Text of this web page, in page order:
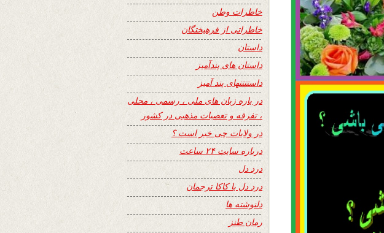
خاطرات وطن
خاطراتی از فرهیختگان
داستان
داستان های پندآمیز
داستنتنهای پند آمیز
در باره زبان های ملی ، رسمی ، محلی
، تفرقه و تعصبات مذهبی در کشور
در ولایات چی خبر است ؟
درباره سایت ۲۴ ساعت
درد دل
درد دل با کاکا ترجمان
دلنوشته ها
رمان طنز